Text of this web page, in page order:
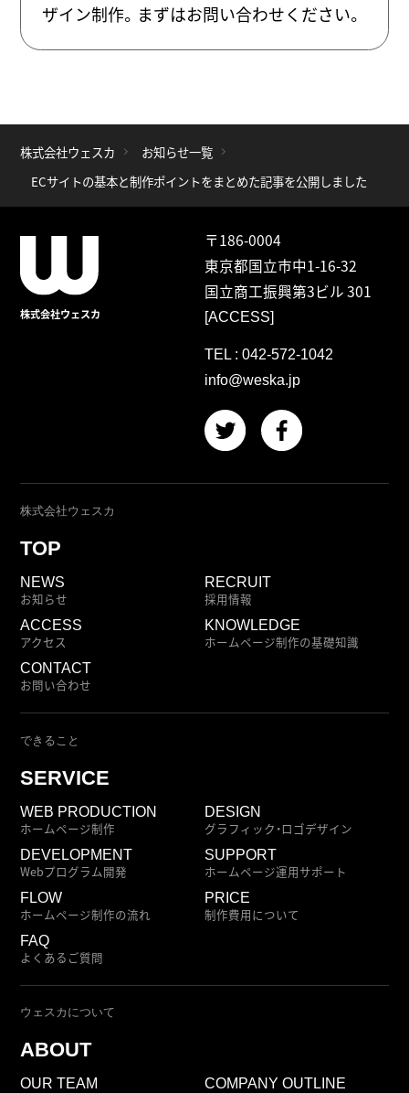
ザイン制作。まずはお問い合わせください。
株式会社ウェスカ
お知らせ一覧
ECサイトの基本と制作ポイントをまとめた記事を公開しました
株式会社ウェスカ
〒186-0004
東京都国立市中1-16-32
国立商工振興第3ビル 301
[ACCESS]
TEL :042-572-1042
info@weska.jp
株式会社ウェスカ
TOP
NEWS
お知らせ
RECRUIT
採用情報
ACCESS
アクセス
KNOWLEDGE
ホームページ制作の基礎知識
CONTACT
お問い合わせ
できること
SERVICE
WEB PRODUCTION
ホームページ制作
DESIGN
グラフィック・ロゴデザイン
DEVELOPMENT
Webプログラム開発
SUPPORT
ホームページ運用サポート
FLOW
ホームページ制作の流れ
PRICE
制作費用について
FAQ
よくあるご質問
ウェスカについて
ABOUT
OUR TEAM COMPANY OUTLINE